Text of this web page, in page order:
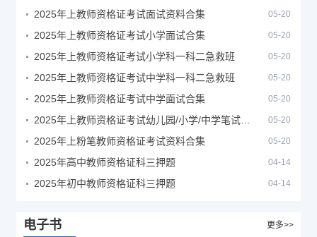
2025年上教师资格证考试面试资料合集 05-20
2025年上教师资格证考试小学面试合集 05-20
2025年上教师资格证考试小学科一科二急救班 05-20
2025年上教师资格证考试中学科一科二急救班 05-20
2025年上教师资格证考试中学面试合集 05-20
05-20
2025年上粉笔教师资格证考试资料合集 05-20
2025年高中教师资格证科三押题 04-14
2025年初中教师资格证科三押题 04-14
电子书 更多>>